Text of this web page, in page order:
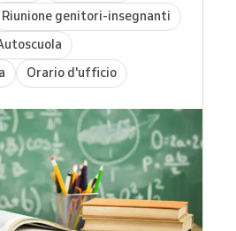
Riunione genitori-insegnanti
Orario d'ufficio